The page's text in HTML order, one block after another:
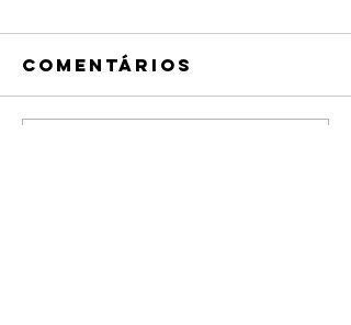
Refugiado
Comentários